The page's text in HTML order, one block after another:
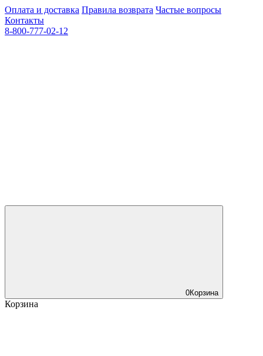
Оплата и доставка Правила возврата Частые вопросы
Контакты
8-800-777-02-12
0Корзина
Корзина